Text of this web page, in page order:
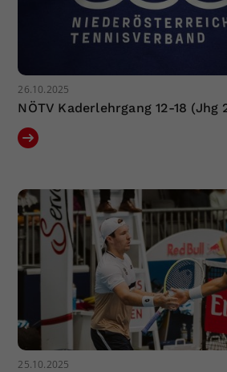
26.10.2025
NÖTV Kaderlehrgang 12-18 (Jhg
25.10.2025